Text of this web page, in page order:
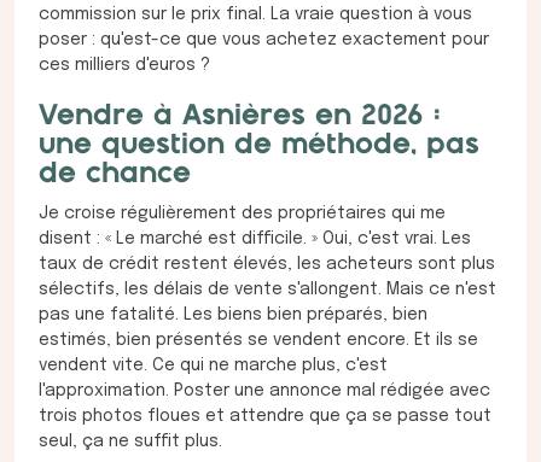
commission sur le prix final. La vraie question à vous
poser : qu'est-ce que vous achetez exactement pour
ces milliers d'euros ?
Vendre à Asnières en 2026 :
une question de méthode, pas
de chance
Je croise régulièrement des propriétaires qui me
disent : « Le marché est difficile. » Oui, c'est vrai. Les
taux de crédit restent élevés, les acheteurs sont plus
sélectifs, les délais de vente s'allongent. Mais ce n'est
pas une fatalité. Les biens bien préparés, bien
estimés, bien présentés se vendent encore. Et ils se
vendent vite. Ce qui ne marche plus, c'est
l'approximation. Poster une annonce mal rédigée avec
trois photos floues et attendre que ça se passe tout
seul, ça ne suffit plus.